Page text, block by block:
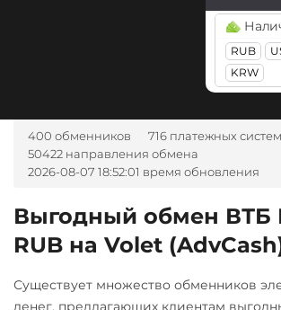
NEO
ONDO
Pax
ZEN
Visa/
USD
CZK
RON
Ziraat
А-
RUB
KRW
400 обменников
716 платежных систем
50422 направления обмена
2026-08-07 18:52:01 время обновления
Выгодный обмен ВТБ
RUB на Volet
Существует множество обменников
денег, предлагающих клиентам